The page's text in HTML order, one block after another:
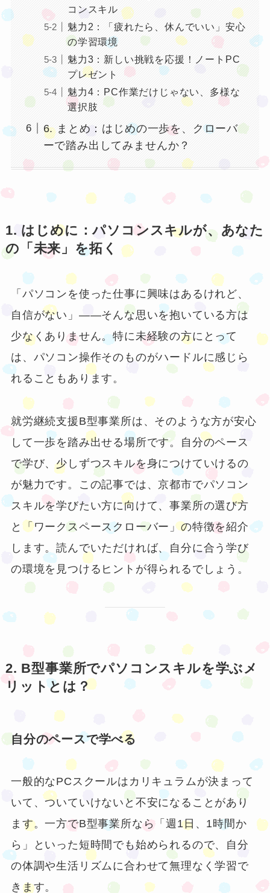
コンスキル
魅力2：「疲れたら、休んでいい」安心
の学習環境
魅力3：新しい挑戦を応援！ノートPC
プレゼント
魅力4：PC作業だけじゃない、多様な
選択肢
6. まとめ：はじめの一歩を、クローバ
ーで踏み出してみませんか？
1. はじめに：パソコンスキルが、あなた
の「未来」を拓く
「パソコンを使った仕事に興味はあるけれど、
自信がない」――そんな思いを抱いている方は
少なくありません。特に未経験の方にとって
は、パソコン操作そのものがハードルに感じら
れることもあります。
就労継続支援B型事業所は、そのような方が安心
して一歩を踏み出せる場所です。自分のペース
で学び、少しずつスキルを身につけていけるの
が魅力です。この記事では、京都市でパソコン
スキルを学びたい方に向けて、事業所の選び方
と「ワークスペースクローバー」の特徴を紹介
します。読んでいただければ、自分に合う学び
の環境を見つけるヒントが得られるでしょう。
2. B型事業所でパソコンスキルを学ぶメ
リットとは？
自分のペースで学べる
一般的なPCスクールはカリキュラムが決まって
いて、ついていけないと不安になることがあり
ます。一方でB型事業所なら「週1日、1時間か
ら」といった短時間でも始められるので、自分
の体調や生活リズムに合わせて無理なく学習で
きます。